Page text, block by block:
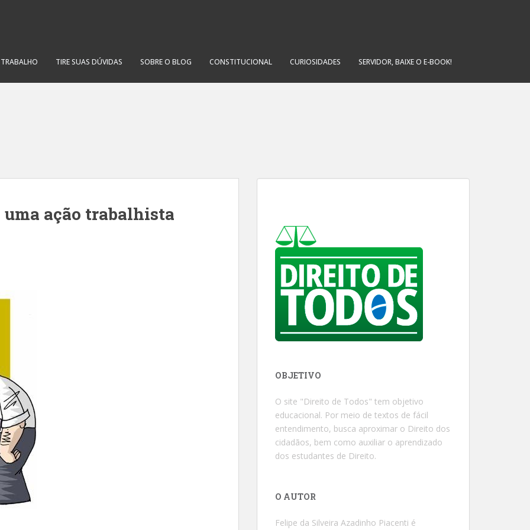
TIRE SUAS DÚVIDAS SOBRE O BLOG CONSTITUCIONAL CURIOSIDADES SERVIDOR, BAIXE O E-BOOK!
ação trabalhista
OBJETIVO
O site "Direito de Todos" tem objetivo
educacional. Por meio de textos de fácil
entendimento, busca aproximar o Direito dos
cidadãos, bem como auxiliar o aprendizado
dos estudantes de Direito.
O AUTOR
Felipe da Silveira Azadinho Piacenti é